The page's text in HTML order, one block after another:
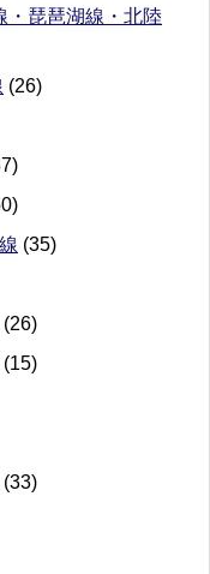
・琵琶湖線・北陸
(26)
(35)
(26)
(15)
(33)